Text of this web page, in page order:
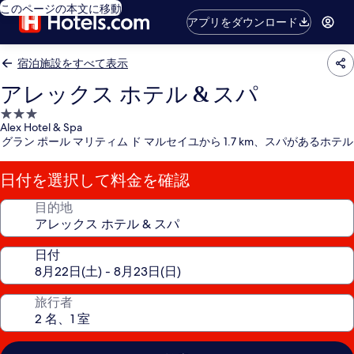
このページの本文に移動
アプリをダウンロード
宿泊施設をすべて表示
アレックス ホテル & スパ
3.0
つ
星
宿
泊
施
Alex Hotel & Spa
グラン ポール マリティム ド マルセイユから 1.7 km、スパがあるホテル
日付を選択して料金を確認
目的地
日付
旅行者